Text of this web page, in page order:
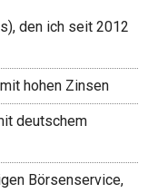
den ich seit 2012
hohen Zinsen
deutschem
Börsenservice,